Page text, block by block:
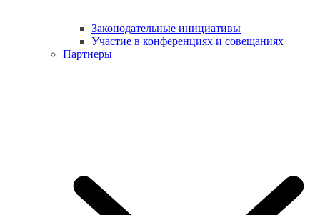
Законодательные инициативы
Участие в конференциях и совещаниях
Партнеры